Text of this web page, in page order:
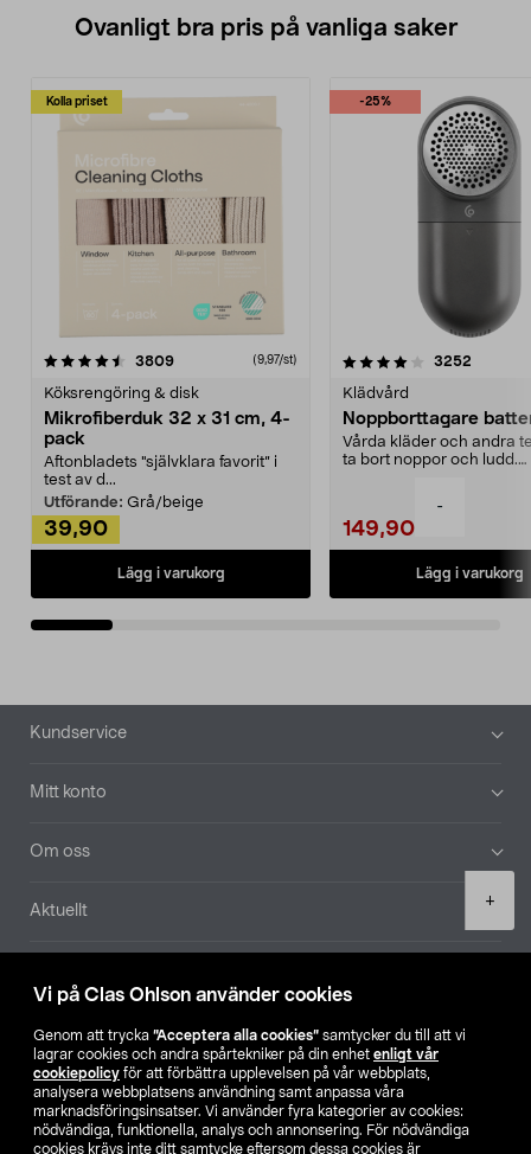
Vi på Clas Ohlson använder cookies
Genom att trycka ”Acceptera alla cookies” samtycker du till att vi
lagrar cookies och andra spårtekniker på din enhet enligt vår
cookiepolicy för att förbättra upplevelsen på vår webbplats,
analysera webbplatsens användning samt anpassa våra
marknadsföringsinsatser. Vi använder fyra kategorier av cookies:
nödvändiga, funktionella, analys och annonsering. För nödvändiga
cookies krävs inte ditt samtycke eftersom dessa cookies är
-
+
Ovanligt bra pris på vanliga saker
Kolla priset
3809recensioner (9,97/st)
Köksrengöring & disk
Mikrofiberduk 32 x 31 cm, 4-
pack
Aftonbladets "självklara favorit” i
test av d...
Utförande: Grå/beige
39,90
Lägg i varukorg
-25%
4.0av 5 stjärnor 3252
Klädvård
Noppborttagare
Vårda kläder och andra
ta bort noppor och ludd.
149,90
Lägg i varukorg
4.5av 5 stjärnor
Sidfot
Kundservice
Mitt konto
Om oss
Aktuellt
Hitta butik
SE NO FI